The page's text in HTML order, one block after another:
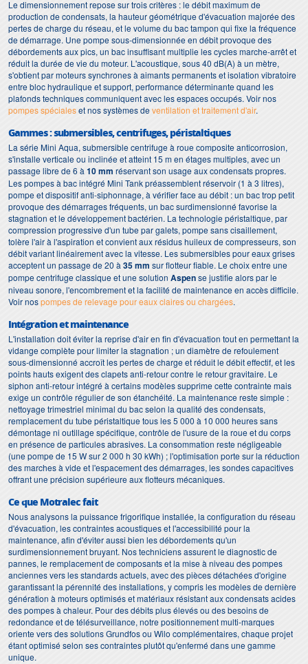
Le dimensionnement repose sur trois critères : le débit maximum de
production de condensats, la hauteur géométrique d'évacuation majorée des
pertes de charge du réseau, et le volume du bac tampon qui fixe la fréquence
de démarrage. Une pompe sous-dimensionnée en débit provoque des
débordements aux pics, un bac insuffisant multiplie les cycles marche-arrêt et
réduit la durée de vie du moteur. L'acoustique, sous 40 dB(A) à un mètre,
s'obtient par moteurs synchrones à aimants permanents et isolation vibratoire
entre bloc hydraulique et support, performance déterminante quand les
plafonds techniques communiquent avec les espaces occupés. Voir nos
pompes spécialeset nos systèmes deventilation et traitement d'air.
Gammes : submersibles, centrifuges, péristaltiques
La série Mini Aqua, submersible centrifuge à roue composite anticorrosion,
s'installe verticale ou inclinée et atteint 15 m en étages multiples, avec un
passage libre de 6 à 10 mm réservant son usage aux condensats propres.
Les pompes à bac intégré Mini Tank préassemblent réservoir (1 à 3 litres),
pompe et dispositif anti-siphonnage, à vérifier face au débit : un bac trop petit
provoque des démarrages fréquents, un bac surdimensionné favorise la
stagnation et le développement bactérien. La technologie péristaltique, par
compression progressive d'un tube par galets, pompe sans cisaillement,
tolère l'air à l'aspiration et convient aux résidus huileux de compresseurs, son
débit variant linéairement avec la vitesse. Les submersibles pour eaux grises
acceptent un passage de 20 à 35 mm sur flotteur fiable. Le choix entre une
pompe centrifuge classique et une solution Aspense justifie alors par le
niveau sonore, l'encombrement et la facilité de maintenance en accès difficile.
Voir nospompes de relevage pour eaux claires ou chargées.
Intégration et maintenance
L'installation doit éviter la reprise d'air en fin d'évacuation tout en permettant la
vidange complète pour limiter la stagnation ; un diamètre de refoulement
sous-dimensionné accroît les pertes de charge et réduit le débit effectif, et les
points hauts exigent des clapets anti-retour contre le retour gravitaire. Le
siphon anti-retour intégré à certains modèles supprime cette contrainte mais
exige un contrôle régulier de son étanchéité. La maintenance reste simple :
nettoyage trimestriel minimal du bac selon la qualité des condensats,
remplacement du tube péristaltique tous les 5 000 à 10 000 heures sans
démontage ni outillage spécifique, contrôle de l'usure de la roue et du corps
en présence de particules abrasives. La consommation reste négligeable
(une pompe de 15 W sur 2 000 h 30 kWh) ; l'optimisation porte sur la réduction
des marches à vide et l'espacement des démarrages, les sondes capacitives
offrant une précision supérieure aux flotteurs mécaniques.
Ce que Motralec fait
Nous analysons la puissance frigorifique installée, la configuration du réseau
d'évacuation, les contraintes acoustiques et l'accessibilité pour la
maintenance, afin d'éviter aussi bien les débordements qu'un
surdimensionnement bruyant. Nos techniciens assurent le diagnostic de
pannes, le remplacement de composants et la mise à niveau des pompes
anciennes vers les standards actuels, avec des pièces détachées d'origine
garantissant la pérennité des installations, y compris les modèles de dernière
génération à moteurs optimisés et matériaux résistant aux condensats acides
des pompes à chaleur. Pour des débits plus élevés ou des besoins de
redondance et de télésurveillance, notre positionnement multi-marques
oriente vers des solutions Grundfos ou Wilo complémentaires, chaque projet
étant optimisé selon ses contraintes plutôt qu'enfermé dans une gamme
unique.